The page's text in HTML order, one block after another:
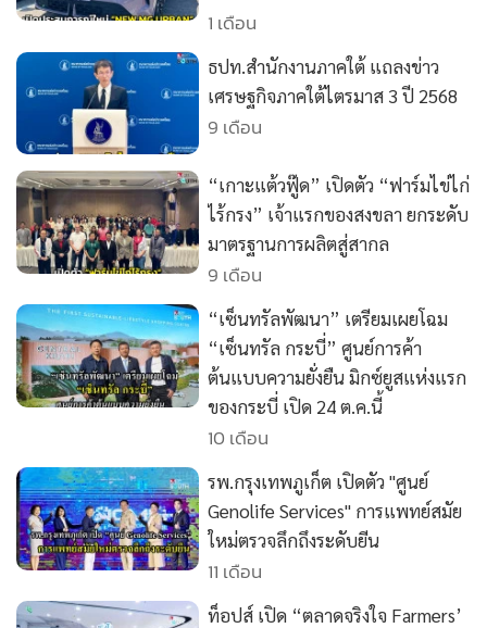
Special Scoop
เศรษฐกิจ-ธุรกิจ
จีน
• ชุมชน-คุณภาพชีวิต
• อาชญากรรม
• Motoring
• เกม
• วิทยาศาสตร์
• SMEs
• หุ้น
• อินโดจีน
• Celeb Online
• Factcheck
• ญี่ปุ่น
• News1
• Gotomanager
1 เดือน
ธปท.สำนักงานภาคใต้ แถลงข่าว
เศรษฐกิจภาคใต้ไตรมาส 3 ปี 2568
9 เดือน
“เกาะแต้วฟู๊ด” เปิดตัว “ฟาร์มไข่ไก่
ไร้กรง” เจ้าแรกของสงขลา ยกระดับ
มาตรฐานการผลิตสู่สากล
9 เดือน
“เซ็นทรัลพัฒนา” เตรียมเผยโฉม
“เซ็นทรัล กระบี่” ศูนย์การค้า
ต้นแบบความยั่งยืน มิกซ์ยูสแห่งแรก
ของกระบี่ เปิด 24 ต.ค.นี้
10 เดือน
รพ.กรุงเทพภูเก็ต เปิดตัว "ศูนย์
Genolife Services" การแพทย์สมัย
ใหม่ตรวจลึกถึงระดับยีน
11 เดือน
ท็อปส์ เปิด “ตลาดจริงใจ Farmers’